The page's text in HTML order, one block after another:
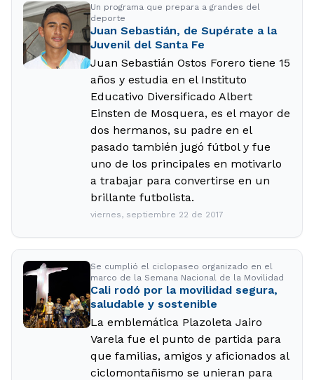
Un programa que prepara a grandes del
deporte
Juan Sebastián, de Supérate a la
Juvenil del Santa Fe
Juan Sebastián Ostos Forero tiene 15
años y estudia en el Instituto
Educativo Diversificado Albert
Einsten de Mosquera, es el mayor de
dos hermanos, su padre en el
pasado también jugó fútbol y fue
uno de los principales en motivarlo
a trabajar para convertirse en un
brillante futbolista.
viernes, septiembre 22 de 2017
Se cumplió el ciclopaseo organizado en el
marco de la Semana Nacional de la Movilidad
Cali rodó por la movilidad segura,
saludable y sostenible
La emblemática Plazoleta Jairo
Varela fue el punto de partida para
que familias, amigos y aficionados al
ciclomontañismo se unieran para